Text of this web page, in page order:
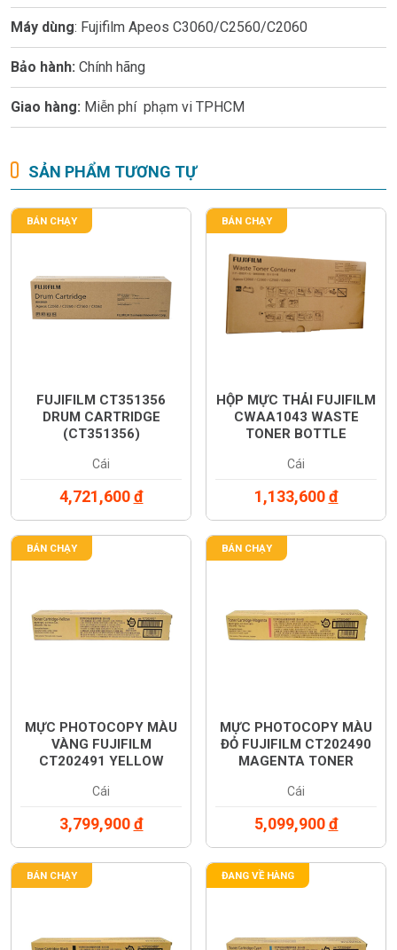
Máy dùng: Fujifilm Apeos C3060/C2560/C2060
Bảo hành: Chính hãng
Giao hàng: Miễn phí phạm vi TPHCM
SẢN PHẨM TƯƠNG TỰ
BÁN CHẠY
FUJIFILM CT351356
DRUM CARTRIDGE
(CT351356)
Cái
4,721,600đ
BÁN CHẠY
HỘP MỰC THẢI FUJIFILM
CWAA1043 WASTE
TONER BOTTLE
Cái
1,133,600đ
BÁN CHẠY
MỰC PHOTOCOPY MÀU
VÀNG FUJIFILM
CT202491 YELLOW
(CT202491)
Cái
3,799,900đ
BÁN CHẠY
MỰC PHOTOCOPY MÀU
ĐỎ FUJIFILM CT202490
MAGENTA TONER
Cái
5,099,900đ
BÁN CHẠY ĐANG VỀ HÀNG